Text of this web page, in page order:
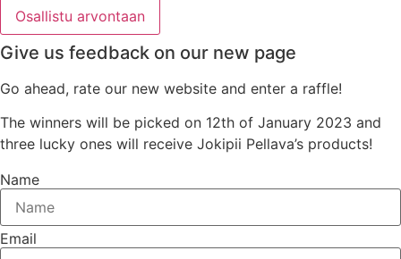
Osallistu arvontaan
Give us feedback on our new page
Go ahead, rate our new website and enter a raffle!
The winners will be picked on 12th of January 2023 and
three lucky ones will receive Jokipii Pellava’s products!
Name
Email